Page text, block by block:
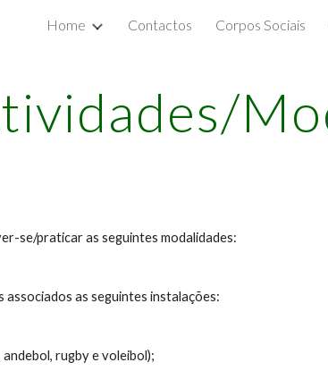
Skip to main content
Home Contactos Corpos Sociais
se/praticar as seguintes modalidades:
associados as seguintes instalações:
rugby e voleibol);